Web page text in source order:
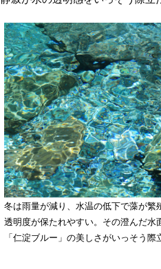
冬は雨量が減り、水温の低下で藻が繁
透明度が保たれやすい。その澄んだ水
「仁淀ブルー」の美しさがいっそう際